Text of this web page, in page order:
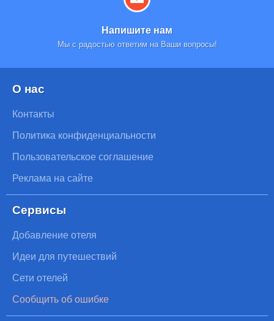
Напишите нам
Мы с радостью ответим на Ваши вопросы!
О нас
Контакты
Политика конфиденциальности
Пользовательское соглашение
Реклама на сайте
Сервисы
Добавление отеля
Идеи для путешествий
Сети отелей
Сообщить об ошибке